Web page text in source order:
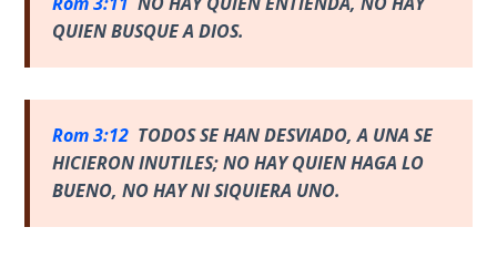
The
Silver-
Barley
My
Father's
Tear
QUIEN BUSQUE A DIOS.
Rom 3:12 TODOS SE HAN DESVIADO, A UNA SE
HICIERON INUTILES; NO HAY QUIEN HAGA LO
BUENO, NO HAY NI SIQUIERA UNO.